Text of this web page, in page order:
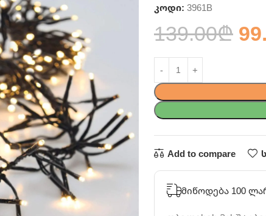
კოდი: 3961B
139.00₾
Add to compare
მიწოდება 100